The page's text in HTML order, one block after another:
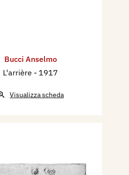
Bucci Anselmo
L'arrière - 1917
Visualizza scheda